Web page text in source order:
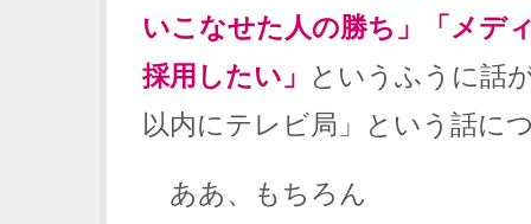
いこなせた人の勝ち」「メデ
採用したい」
というふうに話
以内にテレビ局」という話に
ああ、もちろん